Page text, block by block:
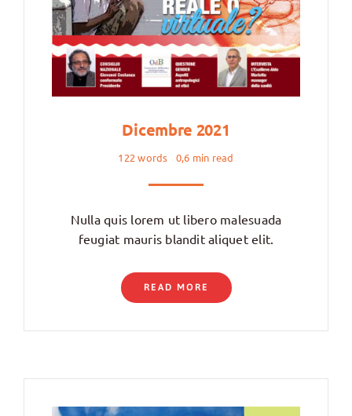
Dicembre 2021
122 words 0,6 min read
Nulla quis lorem ut libero malesuada
feugiat mauris blandit aliquet elit.
READ MORE